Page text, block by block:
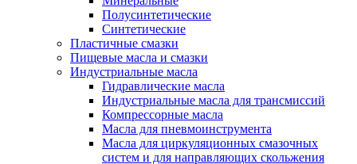
Полусинтетические
Синтетические
Пластичные смазки
Пищевые масла и смазки
Индустриальные масла
Гидравлические масла
Индустриальные масла для трансмиссий
Компрессорные масла
Масла для пневмоинструмента
Масла для циркуляционных смазочных
систем и для направляющих скольжения